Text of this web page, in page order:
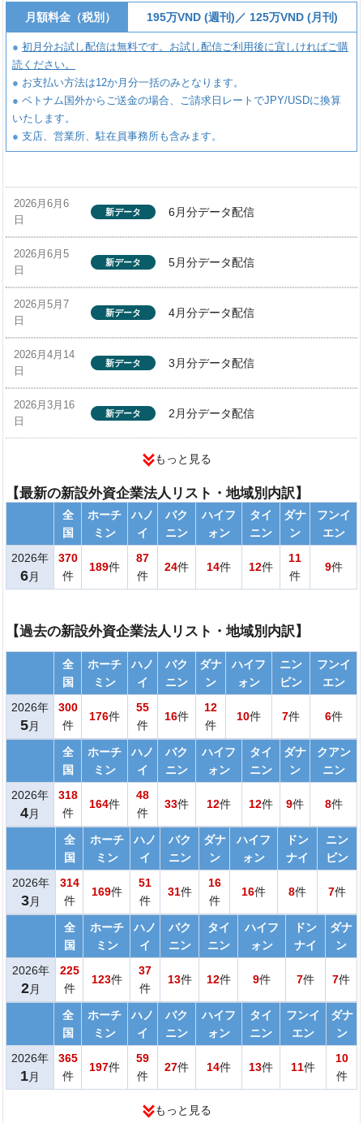
月額料金（税別） 195万VND (週刊)／ 125万VND (月刊)
● 初月分お試し配信は無料です。お試し配信ご利用後に宜しければご購
読ください。
● お支払い方法は12か月分一括のみとなります。
● ベトナム国外からご送金の場合、ご請求日レートでJPY/USDに換算
いたします。
● 支店、営業所、駐在員事務所も含みます。
2026月6月6
日
新データ 6月分データ配信
2026月6月5
日
新データ 5月分データ配信
2026月5月7
日
新データ 4月分データ配信
2026月4月14
日
新データ 3月分データ配信
2026月3月16
日
新データ 2月分データ配信
もっと見る
【最新の新設外資企業法人リスト・地域別内訳】
全
国
ホーチ
ミン
ハノ
イ
バク
ニン
ハイフ
ォン
タイ
ニン
ダナ
ン
フンイ
エン
2026年
6月
370
件
189件
87
件
24件 14件 12件
11
件
9件
【過去の新設外資企業法人リスト・地域別内訳】
全
国
ホーチ
ミン
ハノ
イ
バク
ニン
ダナ
ン
ハイフ
ォン
ニン
ビン
フンイ
エン
2026年
5月
300
件
176件
55
件
16件
12
件
10件 7件 6件
全
国
ホーチ
ミン
ハノ
イ
バク
ニン
ハイフ
ォン
タイ
ニン
ダナ
ン
クアン
ニン
2026年
4月
318
件
164件
48
件
33件 12件 12件 9件 8件
全
国
ホーチ
ミン
ハノ
イ
バク
ニン
ダナ
ン
ハイフ
ォン
ドン
ナイ
ニン
ビン
2026年
3月
314
件
169件
51
件
31件
16
件
16件 8件 7件
全
国
ホーチ
ミン
ハノ
イ
バク
ニン
タイ
ニン
ハイフ
ォン
ドン
ナイ
ダナ
ン
2026年
2月
225
件
123件
37
件
13件 12件 9件 7件 7件
全
国
ホーチ
ミン
ハノ
イ
バク
ニン
ハイフ
ォン
タイ
ニン
フンイ
エン
ダナ
ン
2026年
1月
365
件
197件
59
件
27件 14件 13件 11件
10
件
もっと見る